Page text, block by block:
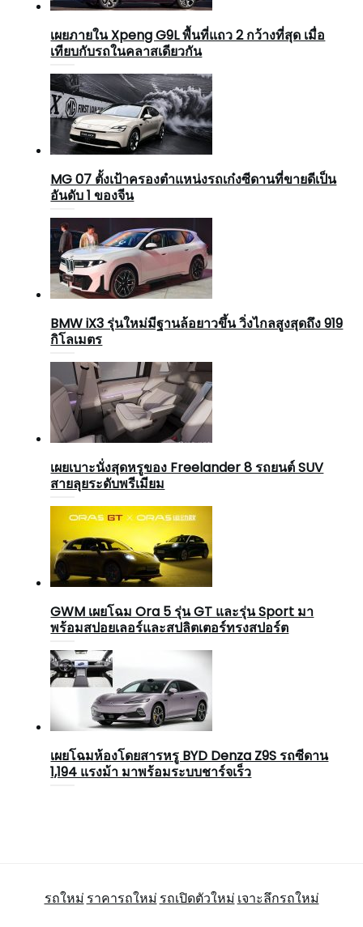
เผยภายใน Xpeng G9L พื้นที่แถว 2 กว้างที่สุด เมื่อ
เทียบกับรถในคลาสเดียวกัน
MG 07 ตั้งเป้าครองตำแหน่งรถเก๋งซีดานที่ขายดีเป็น
อันดับ 1 ของจีน
BMW iX3 รุ่นใหม่มีฐานล้อยาวขึ้น วิ่งไกลสูงสุดถึง 919
กิโลเมตร
เผยเบาะนั่งสุดหรูของ Freelander 8 รถยนต์ SUV
สายลุยระดับพรีเมียม
GWM เผยโฉม Ora 5 รุ่น GT และรุ่น Sport มา
พร้อมสปอยเลอร์และสปลิตเตอร์ทรงสปอร์ต
เผยโฉมห้องโดยสารหรู BYD Denza Z9S รถซีดาน
1,194 แรงม้า มาพร้อมระบบชาร์จเร็ว
รถใหม่ ราคารถใหม่ รถเปิดตัวใหม่ เจาะลึกรถใหม่